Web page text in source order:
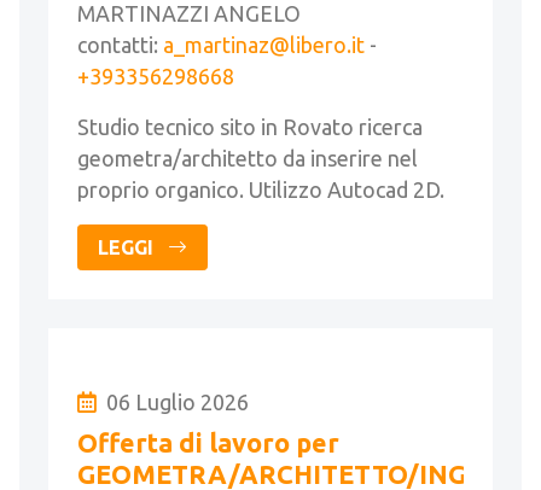
MARTINAZZI ANGELO
contatti: a_martinaz@libero.it -
+393356298668
Studio tecnico sito in Rovato ricerca
geometra/architetto da inserire nel
proprio organico. Utilizzo Autocad 2D.
LEGGI
06 Luglio 2026
Offerta di lavoro per
GEOMETRA/ARCHITETTO/